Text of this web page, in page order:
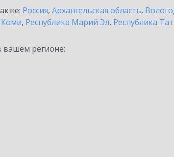
Россия, Архангельская область,
Коми, Республика Марий Эл, Республика
вашем регионе: